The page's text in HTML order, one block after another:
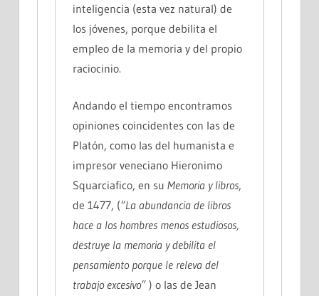
inteligencia (esta vez natural) de
los jóvenes, porque debilita el
empleo de la memoria y del propio
raciocinio.
Andando el tiempo encontramos
opiniones coincidentes con las de
Platón, como las del humanista e
impresor veneciano Hieronimo
Squarciafico, en su Memoria y libros,
de 1477, (“La abundancia de libros
hace a los hombres menos estudiosos,
destruye la memoria y debilita el
pensamiento porque le releva del
trabajo excesivo” ) o las de Jean